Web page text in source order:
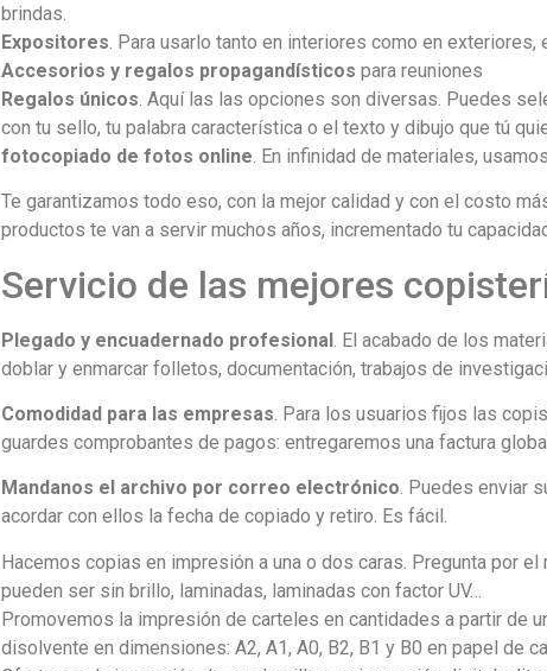
brindas.
Expositores. Para usarlo tanto en interiores como en
Accesorios y regalos propagandísticos para reuniones
Regalos únicos. Aquí las las opciones son diversas. Puedes
con tu sello, tu palabra característica o el texto y dibujo que tú
fotocopiado de fotos online. En infinidad de materiales,
Te garantizamos todo eso, con la mejor calidad y con el costo
productos te van a servir muchos años, incrementado tu
Servicio de las mejores
Plegado y encuadernado profesional . El acabado de los
doblar y enmarcar folletos, documentación, trabajos de
Comodidad para las empresas. Para los usuarios fijos las
guardes comprobantes de pagos: entregaremos una factura
Mandanos el archivo por correo electrónico. Puedes enviar
acordar con ellos la fecha de copiado y retiro. Es fácil.
Hacemos copias en impresión a una o dos caras. Pregunta por
pueden ser sin brillo, laminadas, laminadas con factor UV…
Promovemos la impresión de carteles en cantidades a partir de
disolvente en dimensiones: A2, A1, A0, B2, B1 y B0 en papel de